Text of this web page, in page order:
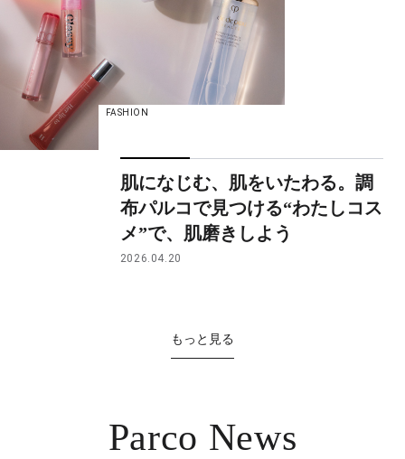
FASHION
肌になじむ、肌をいたわる。調
布パルコで見つける“わたしコス
メ”で、肌磨きしよう
2026.04.20
もっと見る
Parco News